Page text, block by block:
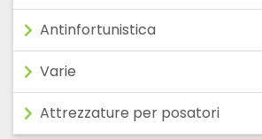
Antinfortunistica
Varie
Attrezzature per posatori